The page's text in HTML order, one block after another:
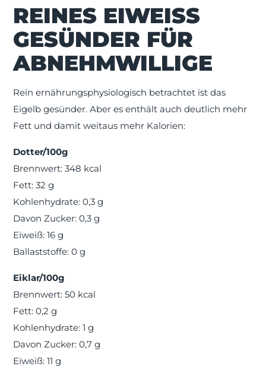
REINES EIWEISS G
ESÜNDER FÜR A
BNEHMWILLIGE
Rein ernährungsphysiologisch betrachtet ist das
Eigelb gesünder. Aber es enthält auch deutlich mehr
Fett und damit weitaus mehr Kalorien:
Dotter/100g
Brennwert: 348 kcal
Fett: 32 g
Kohlenhydrate: 0,3 g
Davon Zucker: 0,3 g
Eiweiß: 16 g
Ballaststoffe: 0 g
Eiklar/100g
Brennwert: 50 kcal
Fett: 0,2 g
Kohlenhydrate: 1 g
Davon Zucker: 0,7 g
Eiweiß: 11 g